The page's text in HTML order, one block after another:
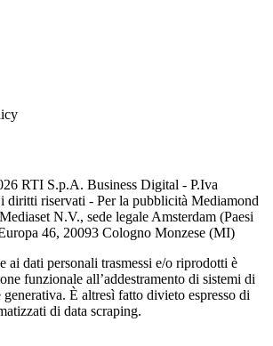
RTI S.p.A. Business Digital - P.Iva
diritti riservati - Per la pubblicità Mediamond
N.V., sede legale Amsterdam (Paesi
46, 20093 Cologno Monzese (MI)
ai dati personali trasmessi e/o riprodotti è
funzionale all’addestramento di sistemi di
È altresì fatto divieto espresso di
di data scraping.